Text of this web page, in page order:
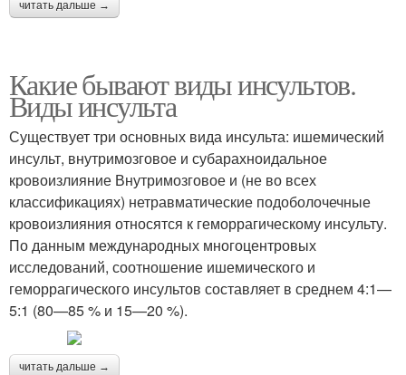
читать дальше →
Какие бывают виды инсультов.
Виды инсульта
Существует три основных вида инсульта: ишемический
инсульт, внутримозговое и субарахноидальное
кровоизлияние Внутримозговое и (не во всех
классификациях) нетравматические подоболочечные
кровоизлияния относятся к геморрагическому инсульту.
По данным международных многоцентровых
исследований, соотношение ишемического и
геморрагического инсультов составляет в среднем 4:1—
5:1 (80—85 % и 15—20 %).
читать дальше →